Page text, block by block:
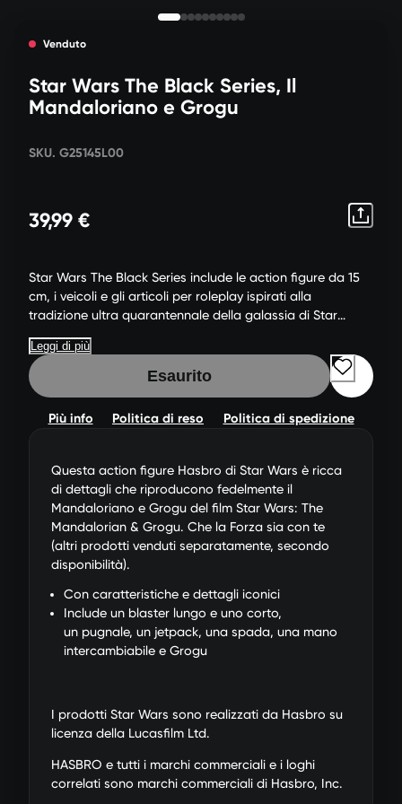
Venduto
Star Wars The Black Series, Il
Mandaloriano e Grogu
SKU. G25145L00
39,99 €
Star Wars The Black Series include le action figure da 15
cm, i veicoli e gli articoli per roleplay ispirati alla
tradizione ultra quarantennale della galassia di Star
Wars, che permettono ad appassionati e appassionate
di ricreare scene galattiche rispettando fedelmente i
fumetti, i film, le serie e altro di Star Wars.
Leggi di più
Esaurito
Più info Politica di reso Politica di spedizione
Questa action figure Hasbro di Star Wars è ricca
di dettagli che riproducono fedelmente il
Mandaloriano e Grogu del film Star Wars: The
Mandalorian & Grogu. Che la Forza sia con te
(altri prodotti venduti separatamente, secondo
disponibilità).
Con caratteristiche e dettagli iconici
Include un blaster lungo e uno corto,
un pugnale, un jetpack, una spada, una mano
intercambiabile e Grogu
I prodotti Star Wars sono realizzati da Hasbro su
licenza della Lucasfilm Ltd.
HASBRO e tutti i marchi commerciali e i loghi
correlati sono marchi commerciali di Hasbro, Inc.